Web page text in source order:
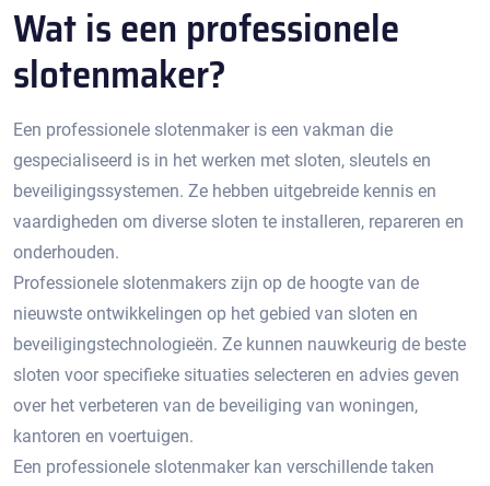
Wat is een professionele
slotenmaker?​
Een professionele slotenmaker is een vakman die
gespecialiseerd is in het werken met sloten, sleutels en
beveiligingssystemen.​ Ze hebben uitgebreide kennis en
vaardigheden om diverse sloten te installeren, repareren en
onderhouden.​
Professionele slotenmakers zijn op de hoogte van de
nieuwste ontwikkelingen op het gebied van sloten en
beveiligingstechnologieën.​ Ze kunnen nauwkeurig de beste
sloten voor specifieke situaties selecteren en advies geven
over het verbeteren van de beveiliging van woningen,
kantoren en voertuigen.​
Een professionele slotenmaker kan verschillende taken